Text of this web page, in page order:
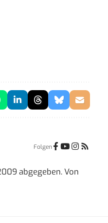
Folgen
abgegeben. Von